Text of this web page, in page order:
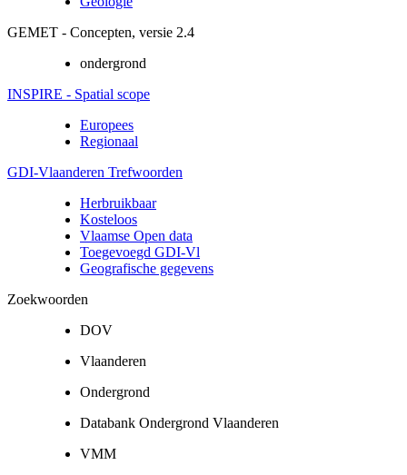
GEMET - Concepten, versie 2.4
ondergrond
INSPIRE - Spatial scope
Europees
Regionaal
GDI-Vlaanderen Trefwoorden
Herbruikbaar
Kosteloos
Vlaamse Open data
Toegevoegd GDI-Vl
Geografische gegevens
Zoekwoorden
DOV
Vlaanderen
Ondergrond
Databank Ondergrond Vlaanderen
VMM